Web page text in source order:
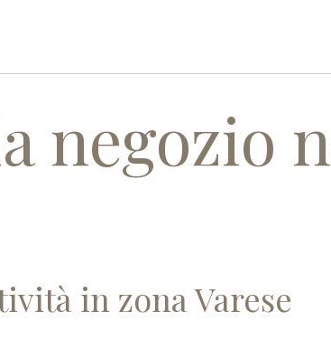
negozio
in zona Varese